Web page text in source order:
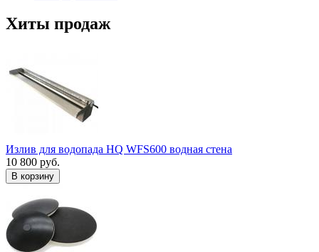
Хиты продаж
Излив для водопада HQ WFS600 водная стена
10 800 руб.
В корзину